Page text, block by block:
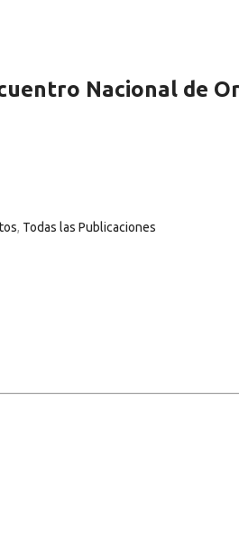
Nacional de
, Todas las Publicaciones